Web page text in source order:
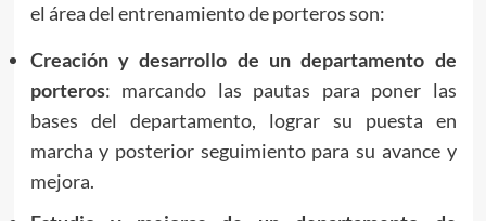
el área del entrenamiento de porteros son:
Creación y desarrollo de un departamento de
porteros: marcando las pautas para poner las
bases del departamento, lograr su puesta en
marcha y posterior seguimiento para su avance y
mejora.